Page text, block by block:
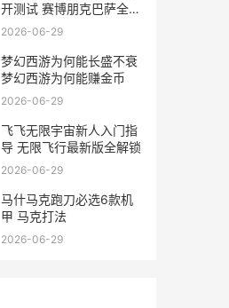
开测试 赛博朋克巴萨全队
图
2026-06-29
梦幻西游为何能长盛不衰
梦幻西游为何能赚金币
2026-06-29
飞飞无限宇宙新人入门指
导 无限飞行最新版全解锁
2026-06-29
马什马克跑刀必选6款机
甲 马克打法
2026-06-29